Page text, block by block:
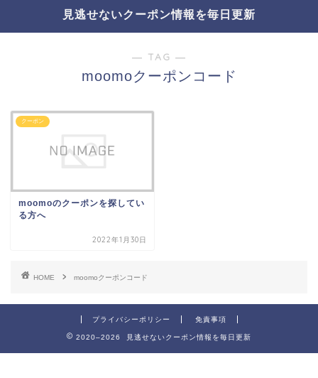
見逃せないクーポン情報を毎日更新
― TAG ―
moomoクーポンコード
クーポン
moomoのクーポンを探してい
る方へ
2022年1月30日
HOME moomoクーポンコード
プライバシーポリシー 免責事項
2020–2026 見逃せないクーポン情報を毎日更新